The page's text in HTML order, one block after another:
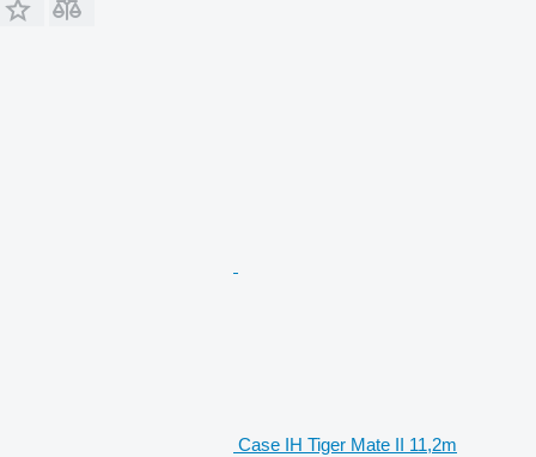
Case IH Tiger Mate II 11,2m